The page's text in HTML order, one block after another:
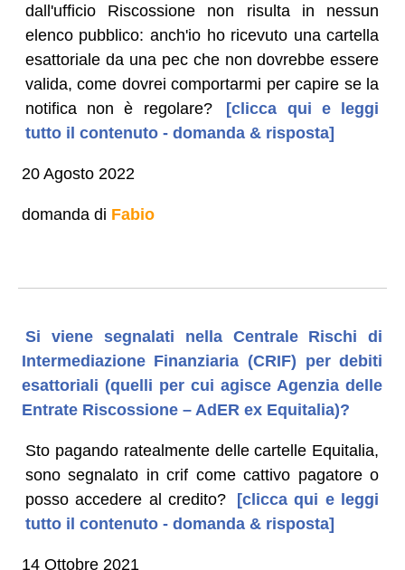
dall'ufficio Riscossione non risulta in nessun
elenco pubblico: anch'io ho ricevuto una cartella
esattoriale da una pec che non dovrebbe essere
valida, come dovrei comportarmi per capire se la
notifica non è regolare?
[clicca qui e leggi
tutto il contenuto - domanda & risposta]
20 Agosto 2022
domanda di Fabio
Si viene segnalati nella Centrale Rischi di
Intermediazione Finanziaria (CRIF) per debiti
esattoriali (quelli per cui agisce Agenzia delle
Entrate Riscossione – AdER ex Equitalia)?
Sto pagando ratealmente delle cartelle Equitalia,
sono segnalato in crif come cattivo pagatore o
posso accedere al credito?
[clicca qui e leggi
tutto il contenuto - domanda & risposta]
14 Ottobre 2021